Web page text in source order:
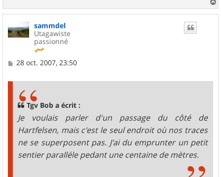
a
sammdel
Utagawiste
passionné
M
28 oct. 2007, 23:50
Tgv Bob a écrit :
Je voulais parler d'un passage du côté de
Hartfelsen, mais c'est le seul endroit où nos traces
ne se superposent pas. J'ai du emprunter un petit
sentier paralléle pedant une centaine de mètres.